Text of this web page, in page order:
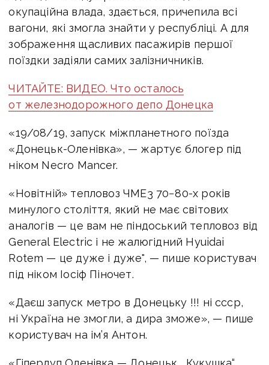
окупаційна влада, здається, причепила всі
вагони, які змогла знайти у республіці. А для
зображення щасливих пасажирів першої
поїздки задіяли самих залізничників.
ЧИТАЙТЕ: ВИДЕО. Что осталось
от железнодорожного депо Донецка
«19/08/19, запуск міжпланетного поїзда
«Донецьк-Оленівка», — жартує блогер під
ніком Necro Mancer.
«Новітній» тепловоз ЧМЕ3 70−80-х років
минулого століття, який не має світових
аналогів — це вам не піндоський тепловоз від
General Electric і не жалюгідний Hyuidai
Rotem — це дуже і дуже", — пише користувач
під ніком Іосіф Піночет.
«Даєш запуск метро в Донецьку !!! ні ссср,
ні Україна не змогли, а дира зможе», — пише
користувач на ім’я Антон.